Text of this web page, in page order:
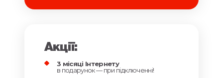
Акції:
3 місяці Інтернету
в подарунок — при підключенні!